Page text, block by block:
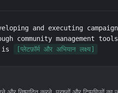
and executing
community management
is
[प्लेटफ़ॉर्म और अभियान लक्ष्य]